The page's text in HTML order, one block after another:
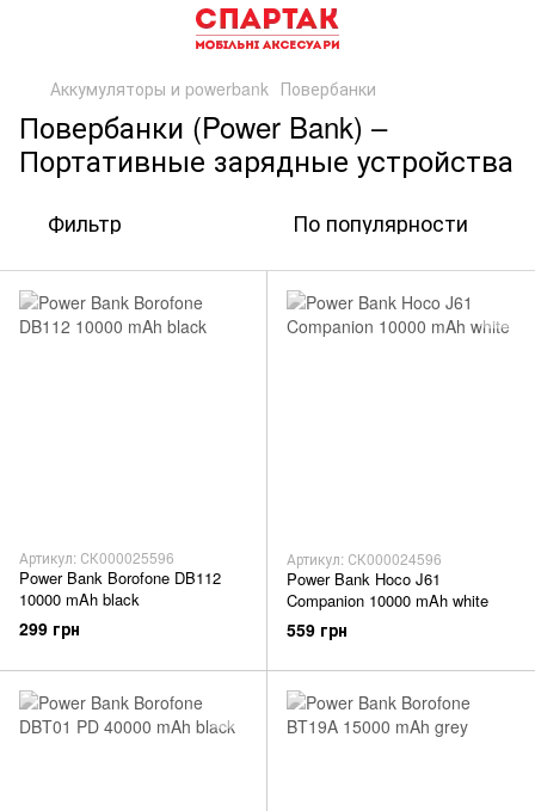
Аккумуляторы и powerbank Повербанки
Повербанки (Power Bank) –
Портативные зарядные устройства
Фильтр По популярности
Артикул: СК000025596
Power Bank Borofone DB112
10000 mAh black
299 грн
Артикул: СК000024596
Power Bank Hoco J61
Companion 10000 mAh white
559 грн